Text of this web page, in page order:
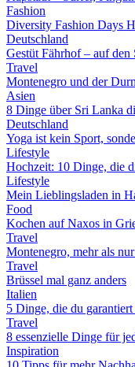
Fashion
Diversity Fashion Days
Deutschland
Gestüt Fährhof – auf den
Travel
Montenegro und der
Asien
8 Dinge über Sri Lanka
Deutschland
Yoga ist kein Sport,
Lifestyle
Hochzeit: 10 Dinge, die
Lifestyle
Mein Lieblingsladen in
Food
Kochen auf Naxos in
Travel
Montenegro, mehr als
Travel
Brüssel mal ganz anders
Italien
5 Dinge, die du
Travel
8 essenzielle Dinge für
Inspiration